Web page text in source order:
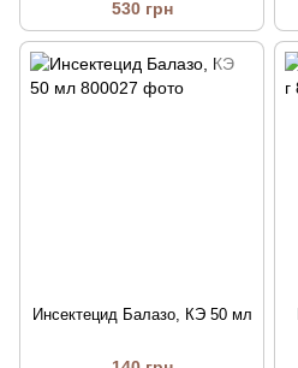
530 грн
Инсектецид Балазо, КЭ 50 мл